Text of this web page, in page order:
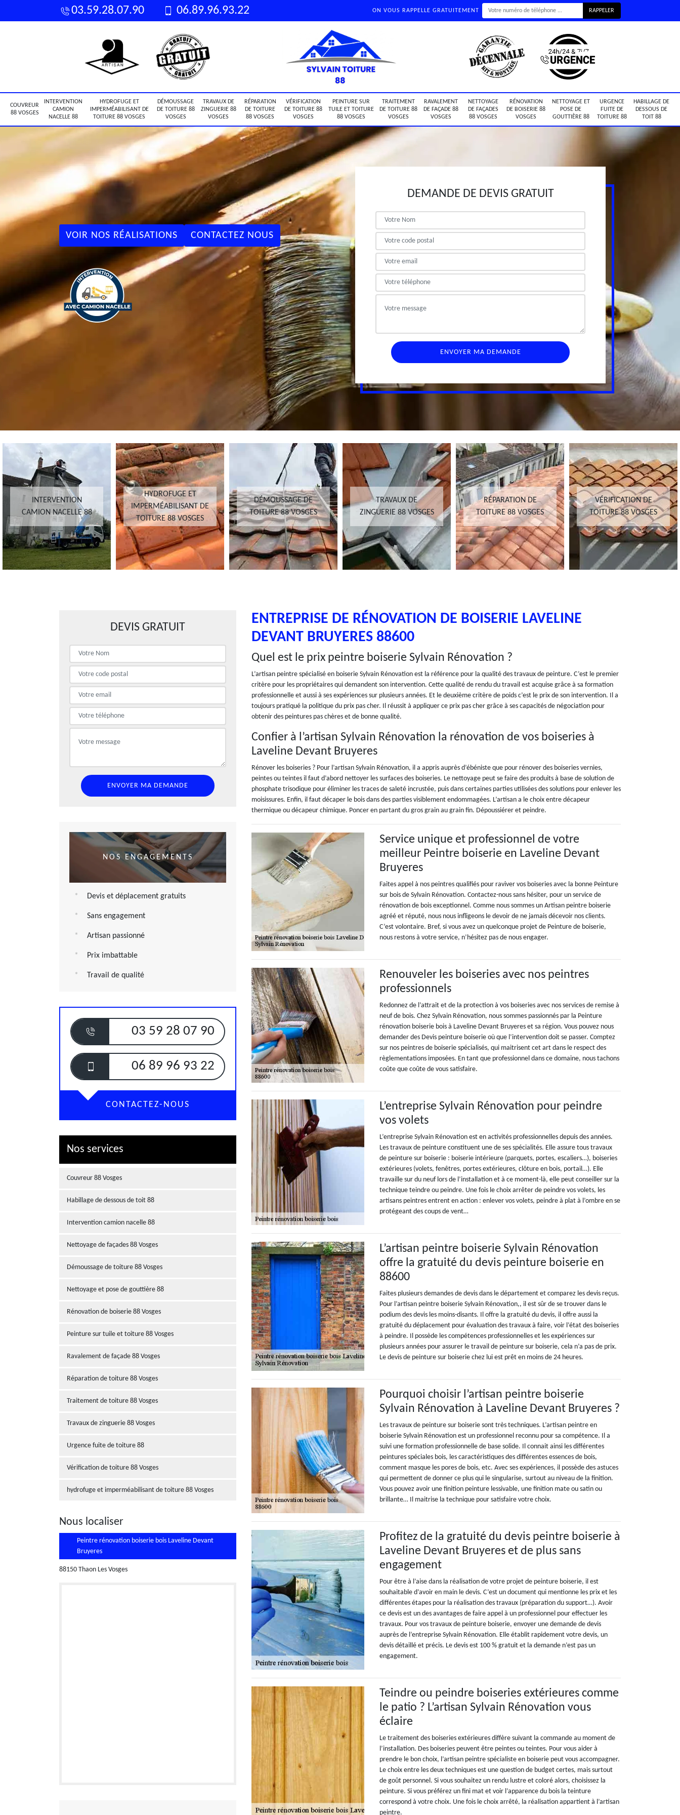
03.59.28.07.90 06.89.96.93.22 ON VOUS RAPPELLE GRATUITEMENT
COUVREUR
88 VOSGES
INTERVENTION
CAMION
NACELLE 88
HYDROFUGE ET
IMPERMÉABILISANT DE
TOITURE 88 VOSGES
DÉMOUSSAGE
DE TOITURE 88
VOSGES
TRAVAUX DE
ZINGUERIE 88
VOSGES
RÉPARATION
DE TOITURE
88 VOSGES
VÉRIFICATION
DE TOITURE 88
VOSGES
PEINTURE SUR
TUILE ET TOITURE
88 VOSGES
TRAITEMENT
DE TOITURE 88
VOSGES
RAVALEMENT
DE FAÇADE 88
VOSGES
NETTOYAGE
DE FAÇADES
88 VOSGES
RÉNOVATION
DE BOISERIE 88
VOSGES
NETTOYAGE ET
POSE DE
GOUTTIÈRE 88
URGENCE
FUITE DE
TOITURE 88
HABILLAGE DE
DESSOUS DE
TOIT 88
VOIR NOS RÉALISATIONS CONTACTEZ NOUS
DEMANDE DE DEVIS GRATUIT
INTERVENTION
CAMION NACELLE 88
HYDROFUGE ET
IMPERMÉABILISANT DE
TOITURE 88 VOSGES
DÉMOUSSAGE DE
TOITURE 88 VOSGES
TRAVAUX DE
ZINGUERIE 88 VOSGES
RÉPARATION DE
TOITURE 88 VOSGES
VÉRIFICATION DE
TOITURE 88 VOSGES
DEVIS GRATUIT
NOS ENGAGEMENTS
Devis et déplacement gratuits
Sans engagement
Artisan passionné
Prix imbattable
Travail de qualité
03 59 28 07 90
06 89 96 93 22
CONTACTEZ-NOUS
Nos services
Couvreur 88 Vosges
Habillage de dessous de toit 88
Intervention camion nacelle 88
Nettoyage de façades 88 Vosges
Démoussage de toiture 88 Vosges
Nettoyage et pose de gouttière 88
Rénovation de boiserie 88 Vosges
Peinture sur tuile et toiture 88 Vosges
Ravalement de façade 88 Vosges
Réparation de toiture 88 Vosges
Traitement de toiture 88 Vosges
Travaux de zinguerie 88 Vosges
Urgence fuite de toiture 88
Vérification de toiture 88 Vosges
hydrofuge et imperméabilisant de toiture 88 Vosges
Nous localiser
Peintre rénovation boiserie bois Laveline Devant
Bruyeres
88150 Thaon Les Vosges
ENTREPRISE DE RÉNOVATION DE BOISERIE LAVELINE
DEVANT BRUYERES 88600
Quel est le prix peintre boiserie Sylvain Rénovation ?
L’artisan peintre spécialisé en boiserie Sylvain Rénovation est la référence pour la qualité des travaux de peinture. C’est le premier
critère pour les propriétaires qui demandent son intervention. Cette qualité de rendu du travail est acquise grâce à sa formation
professionnelle et aussi à ses expériences sur plusieurs années. Et le deuxième critère de poids c’est le prix de son intervention. Il a
toujours pratiqué la politique du prix pas cher. Il réussit à appliquer ce prix pas cher grâce à ses capacités de négociation pour
obtenir des peintures pas chères et de bonne qualité.
Confier à l’artisan Sylvain Rénovation la rénovation de vos boiseries à
Laveline Devant Bruyeres
Rénover les boiseries ? Pour l’artisan Sylvain Rénovation, il a appris auprès d’ébéniste que pour rénover des boiseries vernies,
peintes ou teintes il faut d’abord nettoyer les surfaces des boiseries. Le nettoyage peut se faire des produits à base de solution de
phosphate trisodique pour éliminer les traces de saleté incrustée, puis dans certaines parties utilisées des solutions pour enlever les
moisissures. Enfin, il faut décaper le bois dans des parties visiblement endommagées. L’artisan a le choix entre décapeur
thermique ou décapeur chimique. Poncer en partant du gros grain au grain fin. Dépoussiérer et peindre.
Service unique et professionnel de votre
meilleur Peintre boiserie en Laveline Devant
Bruyeres
Faites appel à nos peintres qualifiés pour raviver vos boiseries avec la bonne Peinture
sur bois de Sylvain Rénovation. Contactez-nous sans hésiter, pour un service de
rénovation de bois exceptionnel. Comme nous sommes un Artisan peintre boiserie
agréé et réputé, nous nous infligeons le devoir de ne jamais décevoir nos clients.
C’est volontaire. Bref, si vous avez un quelconque projet de Peinture de boiserie,
nous restons à votre service, n’hésitez pas de nous engager.
Renouveler les boiseries avec nos peintres
professionnels
Redonnez de l’attrait et de la protection à vos boiseries avec nos services de remise à
neuf de bois. Chez Sylvain Rénovation, nous sommes passionnés par la Peinture
rénovation boiserie bois à Laveline Devant Bruyeres et sa région. Vous pouvez nous
demander des Devis peinture boiserie où que l’intervention doit se passer. Comptez
sur nos peintres de boiserie spécialisés, qui maitrisent cet art dans le respect des
règlementations imposées. En tant que professionnel dans ce domaine, nous tachons
coûte que coûte de vous satisfaire.
L’entreprise Sylvain Rénovation pour peindre
vos volets
L’entreprise Sylvain Rénovation est en activités professionnelles depuis des années.
Les travaux de peinture constituent une de ses spécialités. Elle assure tous travaux
de peinture sur boiserie : boiserie intérieure (parquets, portes, escaliers…), boiseries
extérieures (volets, fenêtres, portes extérieures, clôture en bois, portail…). Elle
travaille sur du neuf lors de l’installation et à ce moment-là, elle peut conseiller sur la
technique teindre ou peindre. Une fois le choix arrêter de peindre vos volets, les
artisans peintres entrent en action : enlever vos volets, peindre à plat à l’ombre en se
protégeant des coups de vent…
L’artisan peintre boiserie Sylvain Rénovation
offre la gratuité du devis peinture boiserie en
88600
Faites plusieurs demandes de devis dans le département et comparez les devis reçus.
Pour l’artisan peintre boiserie Sylvain Rénovation,, il est sûr de se trouver dans le
podium des devis les moins-disants. Il offre la gratuité du devis, il offre aussi la
gratuité du déplacement pour évaluation des travaux à faire, voir l’état des boiseries
à peindre. Il possède les compétences professionnelles et les expériences sur
plusieurs années pour assurer le travail de peinture sur boiserie, cela n’a pas de prix.
Le devis de peinture sur boiserie chez lui est prêt en moins de 24 heures.
Pourquoi choisir l’artisan peintre boiserie
Sylvain Rénovation à Laveline Devant Bruyeres ?
Les travaux de peinture sur boiserie sont très techniques. L’artisan peintre en
boiserie Sylvain Rénovation est un professionnel reconnu pour sa compétence. Il a
suivi une formation professionnelle de base solide. Il connait ainsi les différentes
peintures spéciales bois, les caractéristiques des différentes essences de bois,
comment masque les pores de bois, etc. Avec ses expériences, il possède des astuces
qui permettent de donner ce plus qui le singularise, surtout au niveau de la finition.
Vous pouvez avoir une finition peinture lessivable, une finition mate ou satin ou
brillante… Il maitrise la technique pour satisfaire votre choix.
Profitez de la gratuité du devis peintre boiserie à
Laveline Devant Bruyeres et de plus sans
engagement
Pour être à l’aise dans la réalisation de votre projet de peinture boiserie, il est
souhaitable d’avoir en main le devis. C’est un document qui mentionne les prix et les
différentes étapes pour la réalisation des travaux (préparation du support…). Avoir
ce devis est un des avantages de faire appel à un professionnel pour effectuer les
travaux. Pour vos travaux de peinture boiserie, envoyer une demande de devis
auprès de l’entreprise Sylvain Rénovation. Elle établit rapidement votre devis, un
devis détaillé et précis. Le devis est 100 % gratuit et la demande n’est pas un
engagement.
Teindre ou peindre boiseries extérieures comme
le patio ? L’artisan Sylvain Rénovation vous
éclaire
Le traitement des boiseries extérieures diffère suivant la commande au moment de
l’installation. Des boiseries peuvent être peintes ou teintes. Pour vous aider à
prendre le bon choix, l’artisan peintre spécialiste en boiserie peut vous accompagner.
Le choix entre les deux techniques est une question de budget certes, mais surtout
de goût personnel. Si vous souhaitez un rendu lustre et coloré alors, choisissez la
peinture. Si vous préférez un fini mat et voir l’apparence du bois la teinture
correspond à votre choix. Une fois le choix arrêté, la réalisation appartient à l’artisan
peintre.